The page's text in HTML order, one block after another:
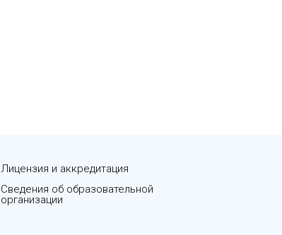
Лицензия и аккредитация
Сведения об образовательной
организации